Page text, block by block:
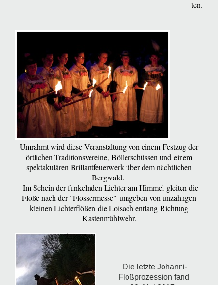
ten.
Umrahmt wird diese Veranstaltung von einem Festzug der
örtlichen Traditionsvereine, Böllerschüssen und einem
spektakulären Brillantfeuerwerk über dem nächtlichen
Bergwald.
Im Schein der funkelnden Lichter am Himmel gleiten die
Flöße nach der "Flössermesse" umgeben von unzähligen
kleinen Lichterflößen die Loisach entlang Richtung
Kastenmühlwehr.
Die letzte Johanni-
Floßprozession fand